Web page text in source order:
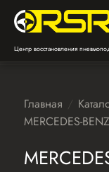
Центр восстановления
Главная
MERCEDES-BENZ